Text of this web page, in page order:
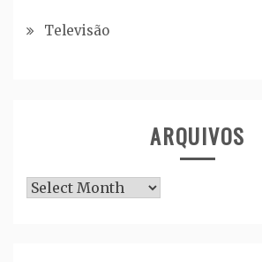
Televisão
ARQUIVOS
Arquivos